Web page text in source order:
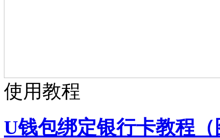
使用教程
U钱包绑定银行卡教程